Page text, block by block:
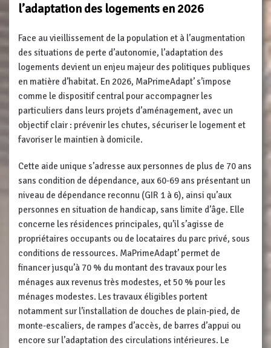
l’adaptation des logements en 2026
Face au vieillissement de la population et à l’augmentation
des situations de perte d’autonomie, l’adaptation des
logements devient un enjeu majeur des politiques publiques
en matière d’habitat. En 2026, MaPrimeAdapt’ s’impose
comme le dispositif central pour accompagner les
particuliers dans leurs projets d’aménagement, avec un
objectif clair : prévenir les chutes, sécuriser le logement et
favoriser le maintien à domicile.
Cette aide unique s’adresse aux personnes de plus de 70 ans
sans condition de dépendance, aux 60-69 ans présentant un
niveau de dépendance reconnu (GIR 1 à 6), ainsi qu’aux
personnes en situation de handicap, sans limite d’âge. Elle
concerne les résidences principales, qu’il s’agisse de
propriétaires occupants ou de locataires du parc privé, sous
conditions de ressources. MaPrimeAdapt’ permet de
financer jusqu’à 70 % du montant des travaux pour les
ménages aux revenus très modestes, et 50 % pour les
ménages modestes. Les travaux éligibles portent
notamment sur l’installation de douches de plain-pied, de
monte-escaliers, de rampes d’accès, de barres d’appui ou
encore sur l’adaptation des circulations intérieures. Le